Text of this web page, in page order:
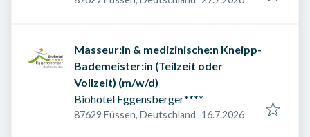
Masseur:in & medizinische:n Kneipp-
Bademeister:in (Teilzeit oder
Vollzeit) (m/w/d)
Biohotel Eggensberger****
87629 Füssen, Deutschland Veröffentlicht am
16.7.2026